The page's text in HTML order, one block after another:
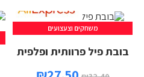
משחקים וצעצועים
בובת פיל פרוותית ופלפית